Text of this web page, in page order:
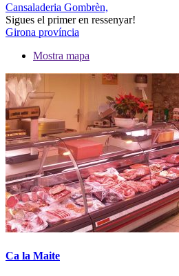
Cansaladeria Gombrèn,
Sigues el primer en ressenyar!
Girona província
Mostra mapa
Ca la Maite